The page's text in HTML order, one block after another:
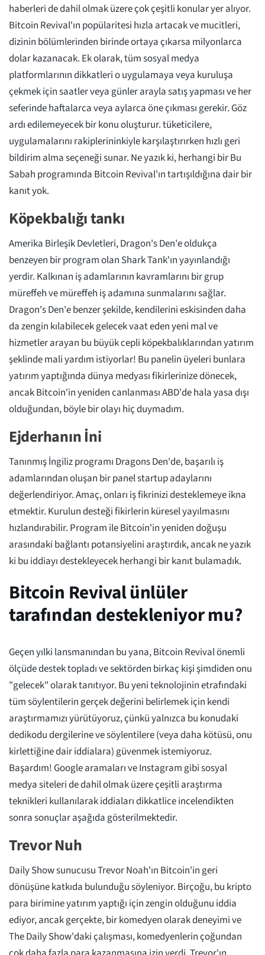
haberleri de dahil olmak üzere çok çeşitli konular yer alıyor.
Bitcoin Revival'ın popülaritesi hızla artacak ve mucitleri,
dizinin bölümlerinden birinde ortaya çıkarsa milyonlarca
dolar kazanacak. Ek olarak, tüm sosyal medya
platformlarının dikkatleri o uygulamaya veya kuruluşa
çekmek için saatler veya günler arayla satış yapması ve her
seferinde haftalarca veya aylarca öne çıkması gerekir. Göz
ardı edilemeyecek bir konu oluşturur. tüketicilere,
uygulamalarını rakiplerininkiyle karşılaştırırken hızlı geri
bildirim alma seçeneği sunar. Ne yazık ki, herhangi bir Bu
Sabah programında Bitcoin Revival'ın tartışıldığına dair bir
kanıt yok.
Köpekbalığı tankı
Amerika Birleşik Devletleri, Dragon's Den'e oldukça
benzeyen bir program olan Shark Tank'ın yayınlandığı
yerdir. Kalkınan iş adamlarının kavramlarını bir grup
müreffeh ve müreffeh iş adamına sunmalarını sağlar.
Dragon's Den'e benzer şekilde, kendilerini eskisinden daha
da zengin kılabilecek gelecek vaat eden yeni mal ve
hizmetler arayan bu büyük cepli köpekbalıklarından yatırım
şeklinde mali yardım istiyorlar! Bu panelin üyeleri bunlara
yatırım yaptığında dünya medyası fikirlerinize dönecek,
ancak Bitcoin'in yeniden canlanması ABD'de hala yasa dışı
olduğundan, böyle bir olayı hiç duymadım.
Ejderhanın İni
Tanınmış İngiliz programı Dragons Den'de, başarılı iş
adamlarından oluşan bir panel startup adaylarını
değerlendiriyor. Amaç, onları iş fikrinizi desteklemeye ikna
etmektir. Kurulun desteği fikirlerin küresel yayılmasını
hızlandırabilir. Program ile Bitcoin'in yeniden doğuşu
arasındaki bağlantı potansiyelini araştırdık, ancak ne yazık
ki bu iddiayı destekleyecek herhangi bir kanıt bulamadık.
Bitcoin Revival ünlüler
tarafından destekleniyor mu?
Geçen yılki lansmanından bu yana, Bitcoin Revival önemli
ölçüde destek topladı ve sektörden birkaç kişi şimdiden onu
"gelecek" olarak tanıtıyor. Bu yeni teknolojinin etrafındaki
tüm söylentilerin gerçek değerini belirlemek için kendi
araştırmamızı yürütüyoruz, çünkü yalnızca bu konudaki
dedikodu dergilerine ve söylentilere (veya daha kötüsü, onu
kirlettiğine dair iddialara) güvenmek istemiyoruz.
Başardım! Google aramaları ve Instagram gibi sosyal
medya siteleri de dahil olmak üzere çeşitli araştırma
teknikleri kullanılarak iddiaları dikkatlice incelendikten
sonra sonuçlar aşağıda gösterilmektedir.
Trevor Nuh
Daily Show sunucusu Trevor Noah'ın Bitcoin'in geri
dönüşüne katkıda bulunduğu söyleniyor. Birçoğu, bu kripto
para birimine yatırım yaptığı için zengin olduğunu iddia
ediyor, ancak gerçekte, bir komedyen olarak deneyimi ve
The Daily Show'daki çalışması, komedyenlerin çoğundan